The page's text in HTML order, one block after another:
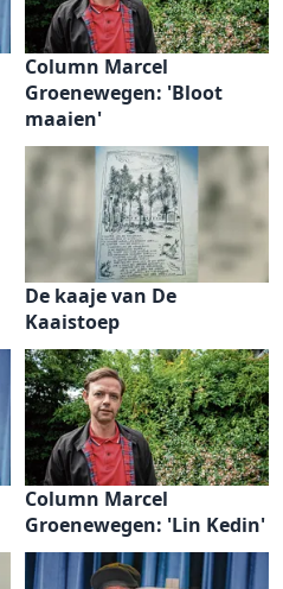
Column Marcel
Groenewegen: 'Bloot
maaien'
De kaaje van De
Kaaistoep
Column Marcel
Groenewegen: 'Lin Kedin'